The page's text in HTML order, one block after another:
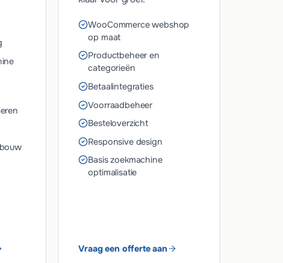
WooCommerce webshop
op maat
Productbeheer en
categorieën
Betaalintegraties
Voorraadbeheer
Besteloverzicht
Responsive design
Basis zoekmachine
optimalisatie
Vraag een offerte aan